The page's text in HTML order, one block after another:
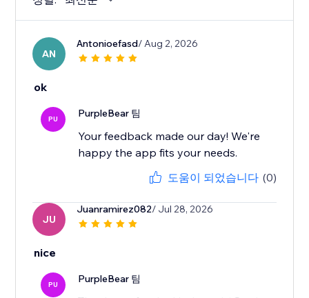
AN
Antonioefasd/ Aug 2, 2026
ok
PU PurpleBear 팀
Your feedback made our day! We're
happy the app fits your needs.
도움이 되었습니다 (0)
JU
Juanramirez082/ Jul 28, 2026
nice
PU PurpleBear 팀